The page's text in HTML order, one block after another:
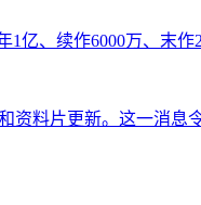
、续作6000万、末
资料片更新。这一消